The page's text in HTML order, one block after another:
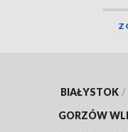
BIAŁYSTOK /
GORZÓW